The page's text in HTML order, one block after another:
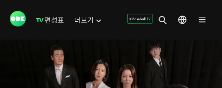
편성표 더보기